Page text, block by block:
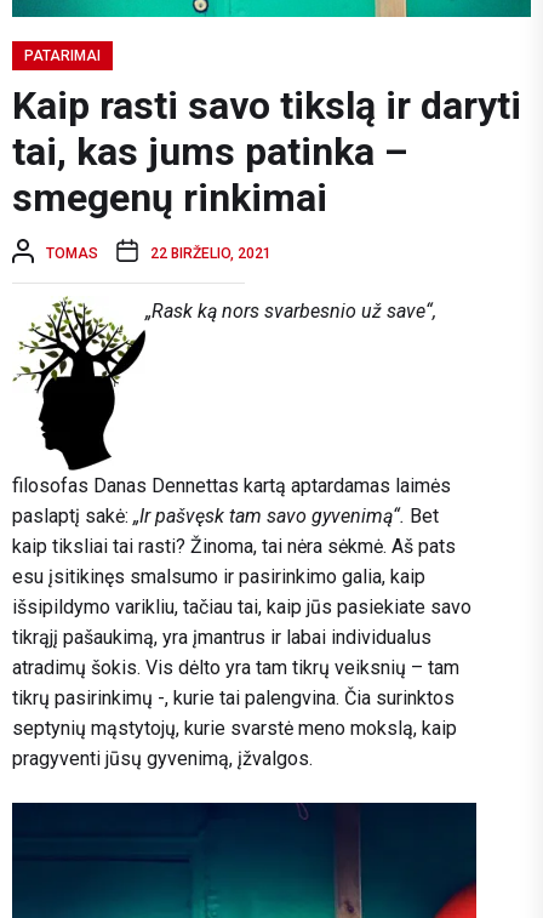
PATARIMAI
Kaip rasti savo tikslą ir daryti
tai, kas jums patinka –
smegenų rinkimai
TOMAS 22 BIRŽELIO, 2021
„Rask ką nors svarbesnio už save“,
filosofas Danas Dennettas kartą aptardamas laimės
paslaptį sakė: „Ir pašvęsk tam savo gyvenimą“. Bet
kaip tiksliai tai rasti? Žinoma, tai nėra sėkmė. Aš pats
esu įsitikinęs smalsumo ir pasirinkimo galia, kaip
išsipildymo varikliu, tačiau tai, kaip jūs pasiekiate savo
tikrąjį pašaukimą, yra įmantrus ir labai individualus
atradimų šokis. Vis dėlto yra tam tikrų veiksnių – tam
tikrų pasirinkimų -, kurie tai palengvina. Čia surinktos
septynių mąstytojų, kurie svarstė meno mokslą, kaip
pragyventi jūsų gyvenimą, įžvalgos.